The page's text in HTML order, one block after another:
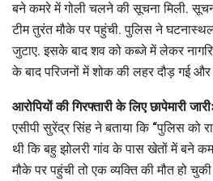
बने कमरे में गोली चलने की सूचना मिली.
टीम तुरंत मौके पर पहुंची. पुलिस ने घटनास्थल
जुटाए. इसके बाद शव को कब्जे में लेकर
के बाद परिजनों में शोक की लहर दौड़ गई और
आरोपियों की गिरफ्तारी के लिए छापेमारी
एसीपी सुरेंद्र सिंह ने बताया कि “पुलिस को
थी कि बहु झोलरी गांव के पास खेतों में बने
मौके पर पहुंची तो एक व्यक्ति की मौत हो